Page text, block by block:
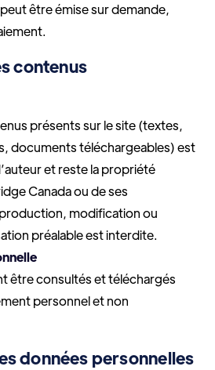
être émise sur demande,
contenus
présents sur le site (textes,
documents téléchargeables) est
et reste la propriété
Canada ou de ses
modification ou
préalable est interdite.
être consultés et téléchargés
personnel et non
données personnelles